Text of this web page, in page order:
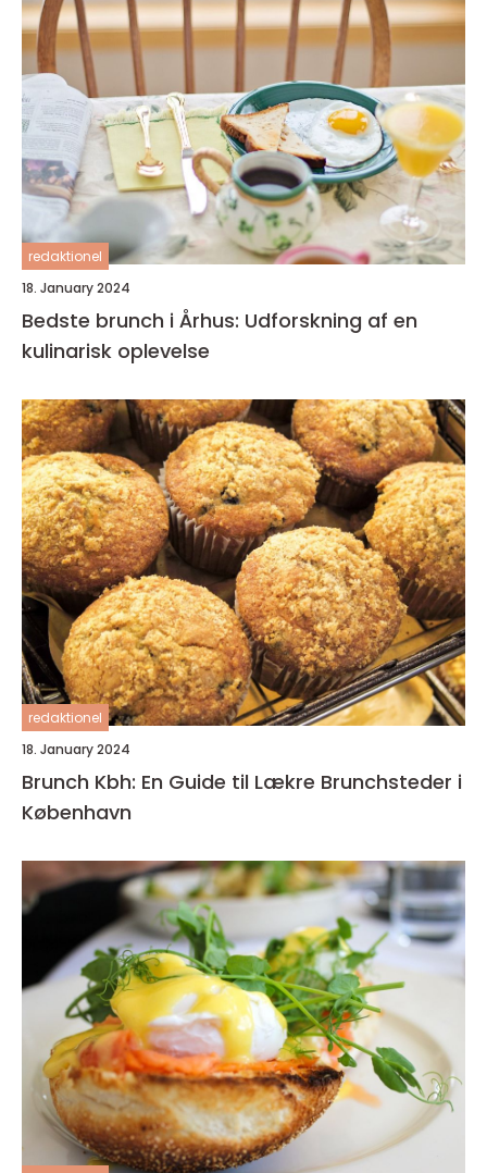
redaktionel
18. January 2024
Bedste brunch i Århus: Udforskning af en
kulinarisk oplevelse
redaktionel
18. January 2024
Brunch Kbh: En Guide til Lækre Brunchsteder i
København